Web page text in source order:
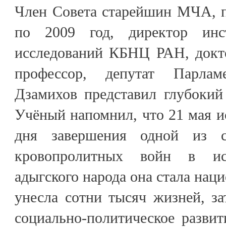
Член Совета старейшин МЧА,
по 2009 год, директор
исследований КБНЦ РАН,
профессор, депутат
Дзамихов представил
Учёный напомнил, что 21 мая
дня завершения одной из
кровопролитных войн в
адыгского народа она стала
унесла сотни тысяч жизней,
социально-политическое